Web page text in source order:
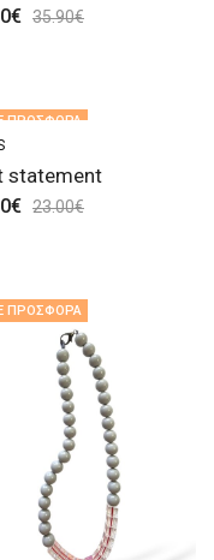
€ 35.90€
ΠΡΟΣΦΟΡΆ
statement
€ 23.00€
ΠΡΟΣΦΟΡΆ